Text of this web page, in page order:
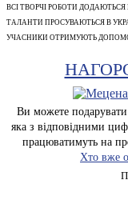
ВСІ ТВОРЧІ РОБОТИ
ТАЛАНТИ ПРОСУВАЮТЬСЯ В
УЧАСНИКИ ОТРИМУЮТЬ
Ви можете подарувати
яка з відповідними
працюватимуть на
Хто вже